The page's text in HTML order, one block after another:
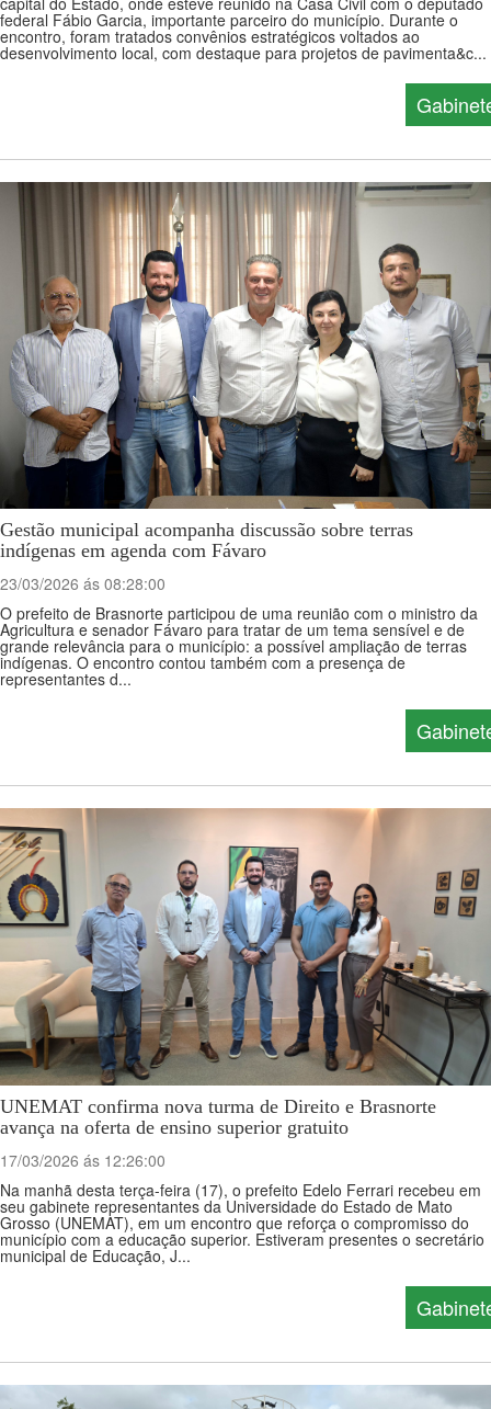
federal Fábio Garcia, importante parceiro do município. Durante o
encontro, foram tratados convênios estratégicos voltados ao
desenvolvimento local, com destaque para projetos de pavimenta&c...
Gestão municipal acompanha discussão sobre terras
indígenas em agenda com Fávaro
23/03/2026 ás 08:28:00
O prefeito de Brasnorte participou de uma reunião com o ministro da
Agricultura e senador Fávaro para tratar de um tema sensível e de
grande relevância para o município: a possível ampliação de terras
indígenas. O encontro contou também com a presença de
representantes d...
UNEMAT confirma nova turma de Direito e Brasnorte
avança na oferta de ensino superior gratuito
17/03/2026 ás 12:26:00
Na manhã desta terça-feira (17), o prefeito Edelo Ferrari recebeu em
seu gabinete representantes da Universidade do Estado de Mato
Grosso (UNEMAT), em um encontro que reforça o compromisso do
município com a educação superior. Estiveram presentes o secretário
municipal de Educação, J...